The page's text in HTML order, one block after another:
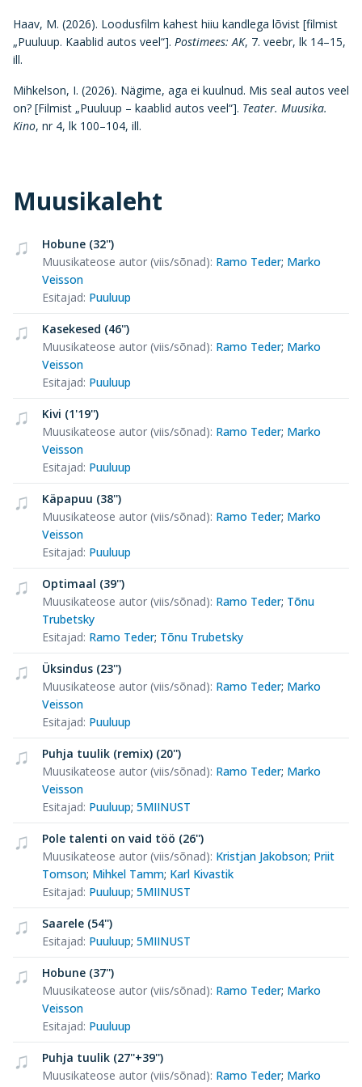
Haav, M. (2026). Loodusfilm kahest hiiu kandlega lõvist [filmist
„Puuluup. Kaablid autos veel“]. Postimees: AK, 7. veebr, lk 14–15,
ill.
Mihkelson, I. (2026). Nägime, aga ei kuulnud. Mis seal autos veel
on? [Filmist „Puuluup – kaablid autos veel“]. Teater. Muusika.
Kino, nr 4, lk 100–104, ill.
Muusikaleht
Hobune (32'')
Muusikateose autor (viis/sõnad): Ramo Teder; Marko
Veisson
Esitajad: Puuluup
Kasekesed (46'')
Muusikateose autor (viis/sõnad): Ramo Teder; Marko
Veisson
Esitajad: Puuluup
Kivi (1'19'')
Muusikateose autor (viis/sõnad): Ramo Teder; Marko
Veisson
Esitajad: Puuluup
Käpapuu (38'')
Muusikateose autor (viis/sõnad): Ramo Teder; Marko
Veisson
Esitajad: Puuluup
Optimaal (39'')
Muusikateose autor (viis/sõnad): Ramo Teder; Tõnu
Trubetsky
Esitajad: Ramo Teder; Tõnu Trubetsky
Üksindus (23'')
Muusikateose autor (viis/sõnad): Ramo Teder; Marko
Veisson
Esitajad: Puuluup
Puhja tuulik (remix) (20'')
Muusikateose autor (viis/sõnad): Ramo Teder; Marko
Veisson
Esitajad: Puuluup; 5MIINUST
Pole talenti on vaid töö (26'')
Muusikateose autor (viis/sõnad): Kristjan Jakobson; Priit
Tomson; Mihkel Tamm; Karl Kivastik
Esitajad: Puuluup; 5MIINUST
Saarele (54'')
Esitajad: Puuluup; 5MIINUST
Hobune (37'')
Muusikateose autor (viis/sõnad): Ramo Teder; Marko
Veisson
Esitajad: Puuluup
Puhja tuulik (27''+39'')
Muusikateose autor (viis/sõnad): Ramo Teder; Marko